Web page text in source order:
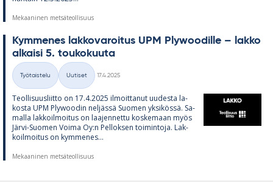
Mekaaninen metsäteollisuus
Kym­me­nes lak­ko­va­roi­tus UPM Plywoo­dille – lakko
al­kaisi 5. tou­ko­kuuta
Kategoriat
Työtaistelu Uutiset
17.4.2025
Teol­li­suus­liitto on 17.4.2025 il­moit­ta­nut uu­desta la­
kosta UPM Plywoo­din nel­jässä Suo­men yk­si­kössä. Sa­
malla lak­koil­moi­tus on laa­jen­nettu kos­ke­maan myös
Järvi-Suo­men Voima Oy:n Pel­lok­sen toi­min­toja. Lak­
koil­moi­tus on kym­me­nes...
Mekaaninen metsäteollisuus